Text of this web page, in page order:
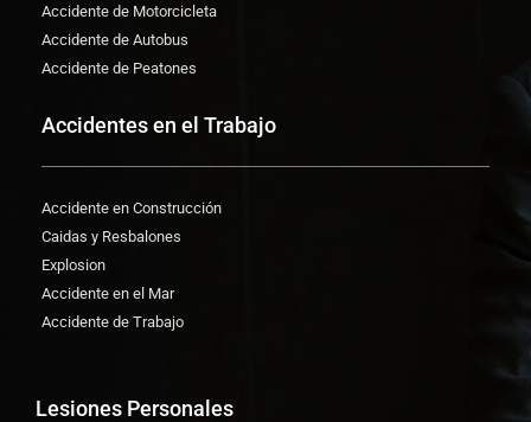
Accidente de Motorcicleta
Accidente de Autobus
Accidente de Peatones
Accidentes en el Trabajo
Accidente en Construcción
Caidas y Resbalones
Explosion
Accidente en el Mar
Accidente de Trabajo
Lesiones Personales